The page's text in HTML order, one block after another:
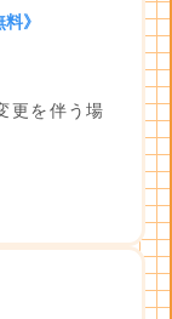
料》
更を伴う場